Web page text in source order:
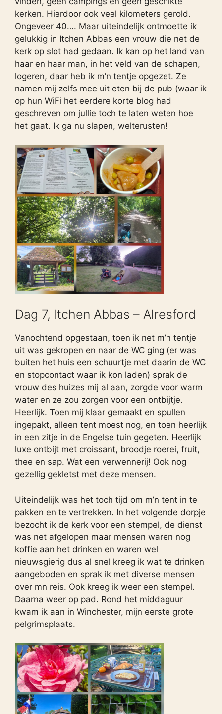
kerken. Hierdoor ook veel kilometers gerold.
Ongeveer 40…. Maar uiteindelijk ontmoette ik
gelukkig in Itchen Abbas een vrouw die net de
kerk op slot had gedaan. Ik kan op het land van
haar en haar man, in het veld van de schapen,
logeren, daar heb ik m’n tentje opgezet. Ze
namen mij zelfs mee uit eten bij de pub (waar ik
op hun WiFi het eerdere korte blog had
geschreven om jullie toch te laten weten hoe
het gaat. Ik ga nu slapen, welterusten!
Dag 7, Itchen Abbas – Alresford
Vanochtend opgestaan, toen ik net m’n tentje
uit was gekropen en naar de WC ging (er was
buiten het huis een schuurtje met daarin de WC
en stopcontact waar ik kon laden) sprak de
vrouw des huizes mij al aan, zorgde voor warm
water en ze zou zorgen voor een ontbijtje.
Heerlijk. Toen mij klaar gemaakt en spullen
ingepakt, alleen tent moest nog, en toen heerlijk
in een zitje in de Engelse tuin gegeten. Heerlijk
luxe ontbijt met croissant, broodje roerei, fruit,
thee en sap. Wat een verwennerij! Ook nog
gezellig gekletst met deze mensen.
Uiteindelijk was het toch tijd om m’n tent in te
pakken en te vertrekken. In het volgende dorpje
bezocht ik de kerk voor een stempel, de dienst
was net afgelopen maar mensen waren nog
koffie aan het drinken en waren wel
nieuwsgierig dus al snel kreeg ik wat te drinken
aangeboden en sprak ik met diverse mensen
over mn reis. Ook kreeg ik weer een stempel.
Daarna weer op pad. Rond het middaguur
kwam ik aan in Winchester, mijn eerste grote
pelgrimsplaats.